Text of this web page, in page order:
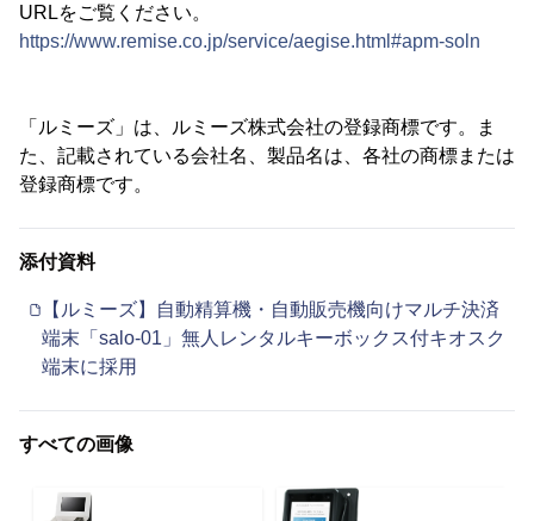
URLをご覧ください。
https://www.remise.co.jp/service/aegise.html#apm-soln
「ルミーズ」は、ルミーズ株式会社の登録商標です。ま
た、記載されている会社名、製品名は、各社の商標または
登録商標です。
添付資料
【ルミーズ】自動精算機・自動販売機向けマルチ決済
端末「salo-01」無人レンタルキーボックス付キオスク
端末に採用
すべての画像